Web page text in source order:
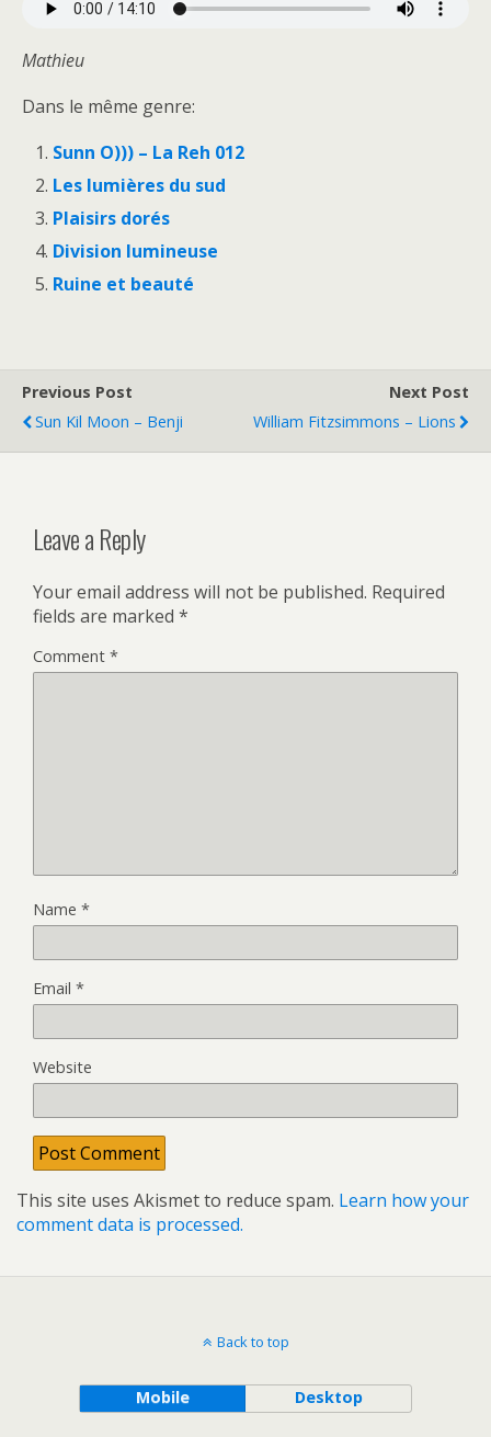
Mathieu
Dans le même genre:
Sunn O))) – La Reh 012
Les lumières du sud
Plaisirs dorés
Division lumineuse
Ruine et beauté
Previous Post
Sun Kil Moon – Benji
Next Post
William Fitzsimmons – Lions
Leave a Reply
Your email address will not be published. Required
fields are marked *
Comment *
Name *
Email *
Website
This site uses Akismet to reduce spam. Learn how your
comment data is processed.
Back to top
Mobile Desktop